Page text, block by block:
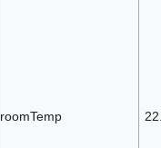
roomTemp